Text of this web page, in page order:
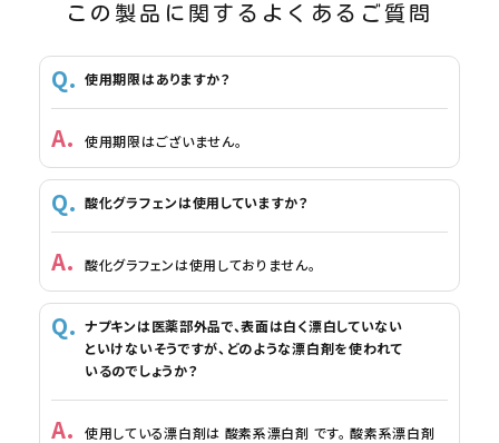
この製品に関するよくあるご質問
使用期限はありますか？
使用期限はございません。
酸化グラフェンは使用していますか？
酸化グラフェンは使用しておりません。
ナプキンは医薬部外品で、表面は白く漂白していない
といけないそうですが、どのような漂白剤を使われて
いるのでしょうか？
使用している漂白剤は 酸素系漂白剤 です。 酸素系漂白剤